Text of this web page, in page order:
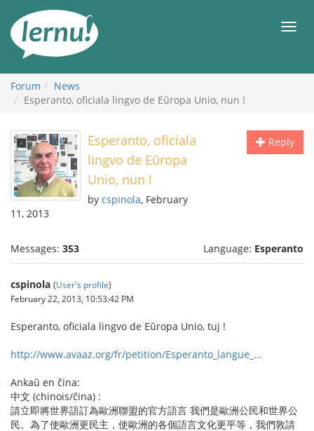
the
content
Forum
News
Esperanto, oficiala lingvo de Eŭropa Unio, nun !
Reply
Esperanto, oficiala
lingvo de Eŭropa
Unio, nun !
by cspinola, February
11, 2013
Messages: 353 Language: Esperanto
cspinola (User's profile)
February 22, 2013, 10:53:42 PM
Esperanto, oficiala lingvo de Eŭropa Unio, tuj !
http://www.avaaz.org/fr/petition/Esperanto_langue_...
Ankaŭ en ĉina:
中文 (chinois/ĉina) :
請立即將世界語訂為歐洲聯盟的官方語言 我們是歐洲公民和世界公
民。為了使歐洲更民主，使歐洲的各個語言文化更平等，我們敦請